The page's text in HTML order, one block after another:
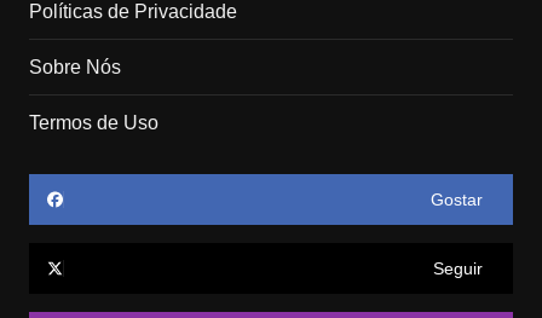
Políticas de Privacidade
Sobre Nós
Termos de Uso
Gostar
Seguir